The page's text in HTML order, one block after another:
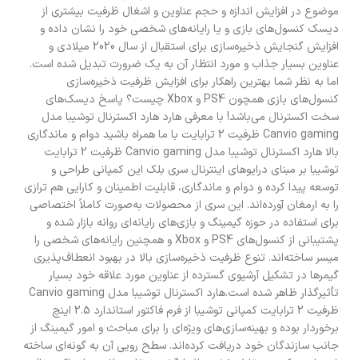
موضوع در افزایش اندازه و حجم عناوین و اشغال ظرفیت بیشتری از
دیسک کنسول‌های بازی و یا رایانه‌های شخصی خود را نشان داده و
افزایش گنجایش ذخیره‌سازی برای استقبال از سال 2020 میلادی و
عناوین بسیار جذاب و مورد انتظار آن به یک ضرورت تبدیل شده است.
اما به نظر شما بهترین راهکار برای افزایش ظرفیت ذخیره‌سازی
کنسول‌های بازی همچون PS4 و Xbox چیست؟ پاسخ دیسک‌های
سخت اکسترنال می‌باشد! با معرفی هارد هارد اکسترنال توشیبا مدل
Canvio gaming ظرفیت 2 ترابایت با ما همراه باشید دوام و ماندگاری
بالا هارد اکسترنال توشیبا مدل Canvio gaming ظرفیت 2 ترابایت
توشیبا بر مبنای درایوهای اینترنال سری بلک این کمپانی طراحی و
توسعه پیدا کرده و دوام و ماندگاری، قابلیت اطمینان و کارایی هم ترازی
را به ارمغان آورده‌اند. این سری از محصولات به‌صورت کاملاً اختصاصی
برای استفاده در حوزه گیمینگ و بازی‌های رایانه‌ای روانه بازار شده و
پشتیبانی از کنسول‌های PS4 و Xbox و همچنین رایانه‌های شخصی را
میسر ساخته‌اند. تنوع ظرفیت ذخیره‌سازی بالا در بهبود انعطاف‌پذیری
گیمرها در تشکیل آرشیوی گسترده از عناوین مورد علاقه خود بسیار
تأثیرگذار ظاهر شده است.هارد اکسترنال توشیبا مدل Canvio gaming
ظرفیت 2 ترابایت کمپانی توشیبا از فرم فاکتور استاندارد 2.5 اینچ
برخوردار بوده و بهینه‌سازی‌های ویژه‌ای را برای مباحث و امور گیمینگ از
جانب سازندگان خود دریافت کرده‌اند. سطح رویی آن به گونه‌ای ساخته